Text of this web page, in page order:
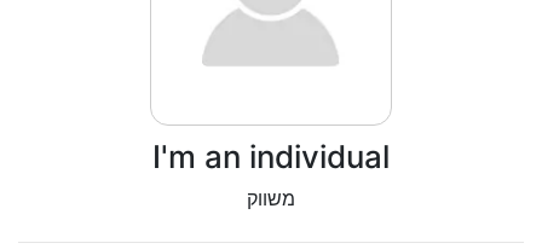
I'm an individual
משווק